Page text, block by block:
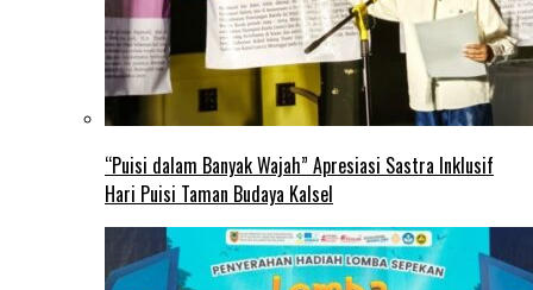
“Puisi dalam Banyak Wajah” Apresiasi Sastra Inklusif
Hari Puisi Taman Budaya Kalsel